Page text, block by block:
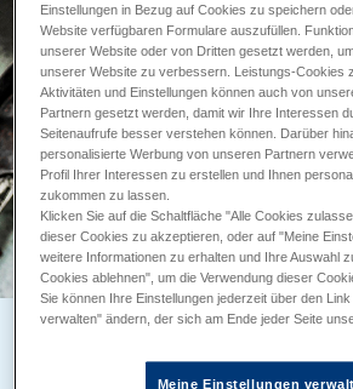
Zubereitung 20min
Backzeit ca. 15min
UND NÜSSEN
Einstellungen in Bezug auf Cookies zu speichern
Website verfügbaren Formulare auszufüllen.
unserer Website oder von Dritten gesetzt werden,
unserer Website zu verbessern. Leistungs-Cookies
Aktivitäten und Einstellungen können auch von
Partnern gesetzt werden, damit wir Ihre Interessen
Seitenaufrufe besser verstehen können. Darüber
personalisierte Werbung von unseren Partnern
Profil Ihrer Interessen zu erstellen und Ihnen
zukommen zu lassen.
Klicken Sie auf die Schaltfläche "Alle Cookies
dieser Cookies zu akzeptieren, oder auf "Meine
weitere Informationen zu erhalten und Ihre Auswahl
Cookies ablehnen", um die Verwendung dieser
Sie können Ihre Einstellungen jederzeit über den
verwalten" ändern, der sich am Ende jeder Seite
Meine Einstellungen